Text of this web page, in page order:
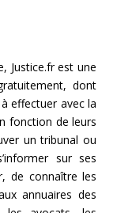
Justice.fr est une
dont
effectuer avec la
fonction de leurs
un tribunal ou
sur ses
de connaître les
annuaires des